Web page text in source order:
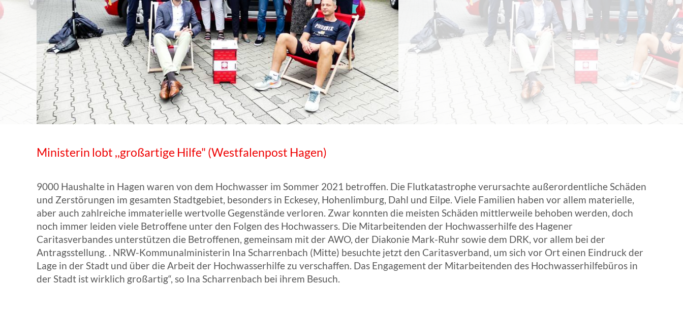
WISSENSWERTES IN ZAHLEN ANGESCHLOSSENE UNTERNEHMEN | FACHVERBÄNDE
Ministerin lobt ,,großartige Hilfe" (Westfalenpost Hagen)
9000 Haushalte in Hagen waren von dem Hochwasser im Sommer 2021 betroffen. Die Flutkatastrophe verursachte außerordentliche Schäden
und Zerstörungen im gesamten Stadtgebiet, besonders in Eckesey, Hohenlimburg, Dahl und Eilpe. Viele Familien haben vor allem materielle,
aber auch zahlreiche immaterielle wertvolle Gegenstände verloren. Zwar konnten die meisten Schäden mittlerweile behoben werden, doch
noch immer leiden viele Betroffene unter den Folgen des Hochwassers. Die Mitarbeitenden der Hochwasserhilfe des Hagener
Caritasverbandes unterstützen die Betroffenen, gemeinsam mit der AWO, der Diakonie Mark-Ruhr sowie dem DRK, vor allem bei der
Antragsstellung. . NRW-Kommunalministerin Ina Scharrenbach (Mitte) besuchte jetzt den Caritasverband, um sich vor Ort einen Eindruck der
Lage in der Stadt und über die Arbeit der Hochwasserhilfe zu verschaffen. Das Engagement der Mitarbeitenden des Hochwasserhilfebüros in
der Stadt ist wirklich großartig“, so Ina Scharrenbach bei ihrem Besuch.